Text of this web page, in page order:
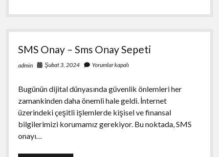
Bir
Nasıl
SMS Onay – Sms Onay Sepeti
admin Şubat 3, 2024 Yorumlar kapalı
Bugünün dijital dünyasında güvenlik önlemleri her
zamankinden daha önemli hale geldi. İnternet
üzerindeki çeşitli işlemlerde kişisel ve finansal
bilgilerimizi korumamız gerekiyor. Bu noktada, SMS
onayı…